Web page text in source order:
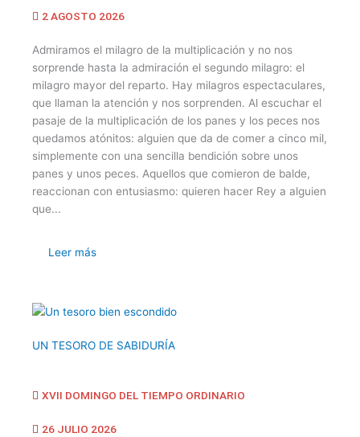
2 AGOSTO 2026
Admiramos el milagro de la multiplicación y no nos
sorprende hasta la admiración el segundo milagro: el
milagro mayor del reparto. Hay milagros espectaculares,
que llaman la atención y nos sorprenden. Al escuchar el
pasaje de la multiplicación de los panes y los peces nos
quedamos atónitos: alguien que da de comer a cinco mil,
simplemente con una sencilla bendición sobre unos
panes y unos peces. Aquellos que comieron de balde,
reaccionan con entusiasmo: quieren hacer Rey a alguien
que...
Leer más
UN TESORO DE SABIDURÍA
XVII DOMINGO DEL TIEMPO ORDINARIO
26 JULIO 2026